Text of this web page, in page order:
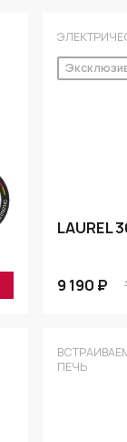
LAUREL
9 190 ₽
ПЕЧЬ